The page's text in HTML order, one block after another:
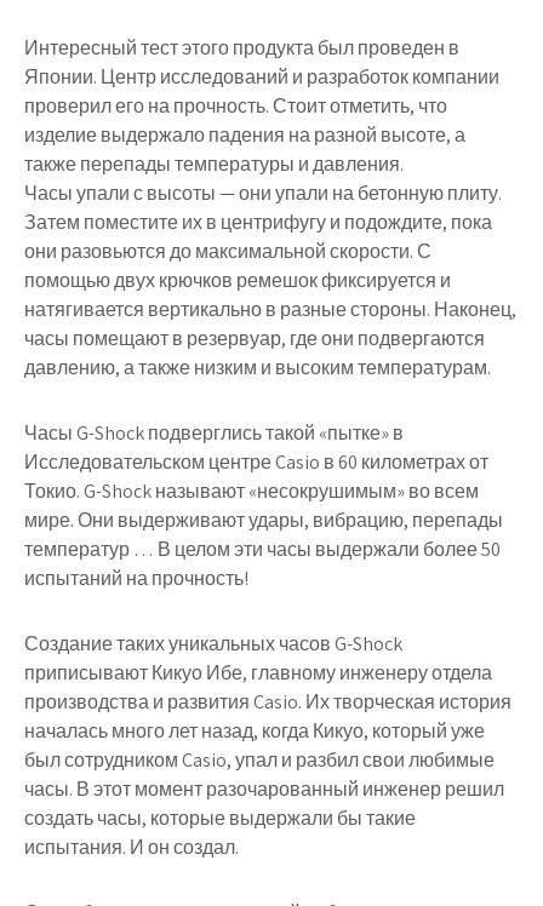
Интересный тест этого продукта был проведен в
Японии. Центр исследований и разработок компании
проверил его на прочность. Стоит отметить, что
изделие выдержало падения на разной высоте, а
также перепады температуры и давления.
Часы упали с высоты — они упали на бетонную плиту.
Затем поместите их в центрифугу и подождите, пока
они разовьются до максимальной скорости. С
помощью двух крючков ремешок фиксируется и
натягивается вертикально в разные стороны. Наконец,
часы помещают в резервуар, где они подвергаются
давлению, а также низким и высоким температурам.
Часы G-Shock подверглись такой «пытке» в
Исследовательском центре Casio в 60 километрах от
Токио. G-Shock называют «несокрушимым» во всем
мире. Они выдерживают удары, вибрацию, перепады
температур … В целом эти часы выдержали более 50
испытаний на прочность!
Создание таких уникальных часов G-Shock
приписывают Кикуо Ибе, главному инженеру отдела
производства и развития Casio. Их творческая история
началась много лет назад, когда Кикуо, который уже
был сотрудником Casio, упал и разбил свои любимые
часы. В этот момент разочарованный инженер решил
создать часы, которые выдержали бы такие
испытания. И он создал.